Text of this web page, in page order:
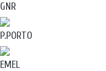
GNR
P.PORTO
EMEL